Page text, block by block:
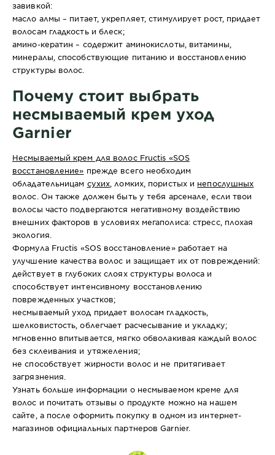
завивкой:
масло алмы – питает, укрепляет, стимулирует рост, придает
волосам гладкость и блеск;
амино-кератин – содержит аминокислоты, витамины,
минералы, способствующие питанию и восстановлению
структуры волос.
Почему стоит выбрать
несмываемый крем уход
Garnier
Несмываемый крем для волос Fructis «SOS
восстановление» прежде всего необходим
обладательницам сухих , ломких, пористых и непослушных
волос. Он также должен быть у тебя арсенале, если твои
волосы часто подвергаются негативному воздействию
внешних факторов в условиях мегаполиса: стресс, плохая
экология.
Формула Fructis «SOS восстановление» работает на
улучшение качества волос и защищает их от повреждений:
действует в глубоких слоях структуры волоса и
способствует интенсивному восстановлению
поврежденных участков;
несмываемый уход придает волосам гладкость,
шелковистость, облегчает расчесывание и укладку;
мгновенно впитывается, мягко обволакивая каждый волос
без склеивания и утяжеления;
не способствует жирности волос и не притягивает
загрязнения.
Узнать больше информации о несмываемом креме для
волос и почитать отзывы о продукте можно на нашем
сайте, а после оформить покупку в одном из интернет-
магазинов официальных партнеров Garnier.